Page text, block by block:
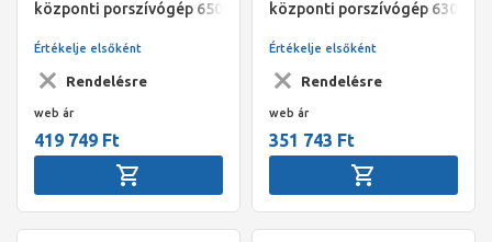
központi porszívógép 650
v.o.mm,15 l-es
garancia;
Rendelésre
Értékelje elsőként
web ár
419 749 Ft
központi porszívógép 630
v.o.mm,15 l-es
garancia;
Rendelésre
Értékelje elsőként
web ár
351 743 Ft